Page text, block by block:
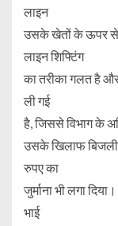
लाइन
उसके खेतों के ऊपर से
लाइन शिफ्टिंग
का तरीका गलत है
ली गई
है, जिससे विभाग के
उसके खिलाफ बिजली
रुपए का
जुर्माना भी लगा
भाई